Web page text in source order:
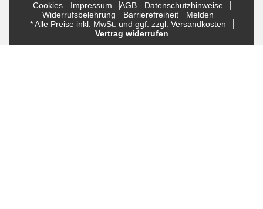
Cookies Impressum AGB
Datenschutzhinweise
Widerrufsbelehrung
Barrierefreiheit
Melden
* Alle Preise inkl. MwSt. und ggf. zzgl. Versandkosten
Vertrag widerrufen